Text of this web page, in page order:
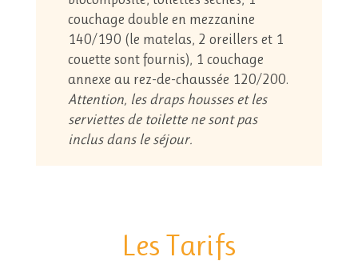
couchage double en mezzanine
140/190 (le matelas, 2 oreillers et 1
couette sont fournis), 1 couchage
annexe au rez-de-chaussée 120/200.
Attention, les draps housses et les
serviettes de toilette ne sont pas
inclus dans le séjour.
Les Tarifs